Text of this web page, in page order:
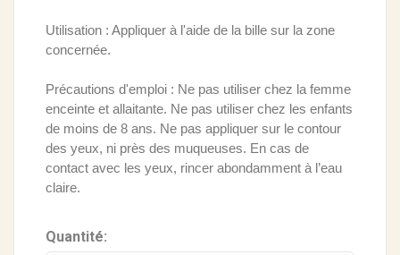
Utilisation : Appliquer à l'aide de la bille sur la zone
concernée.
Précautions d'emploi : Ne pas utiliser chez la femme
enceinte et allaitante. Ne pas utiliser chez les enfants
de moins de 8 ans. Ne pas appliquer sur le contour
des yeux, ni près des muqueuses. En cas de
contact avec les yeux, rincer abondamment à l’eau
claire.
Quantité: